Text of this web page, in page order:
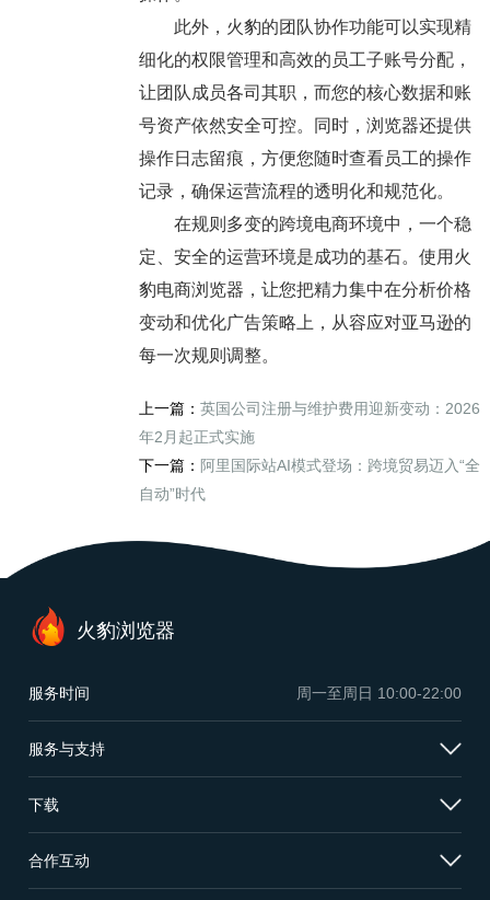
此外，火豹的团队协作功能可以实现精
细化的权限管理和高效的员工子账号分配，
让团队成员各司其职，而您的核心数据和账
号资产依然安全可控。同时，浏览器还提供
操作日志留痕，方便您随时查看员工的操作
记录，确保运营流程的透明化和规范化。
在规则多变的跨境电商环境中，一个稳
定、安全的运营环境是成功的基石。使用火
豹电商浏览器，让您把精力集中在分析价格
变动和优化广告策略上，从容应对亚马逊的
每一次规则调整。
上一篇： 英国公司注册与维护费用迎新变动：2026
年2月起正式实施
下一篇： 阿里国际站AI模式登场：跨境贸易迈入“全
自动”时代
服务时间 周一至周日 10:00-22:00
火豹浏览器
服务与支持
下载
合作互动